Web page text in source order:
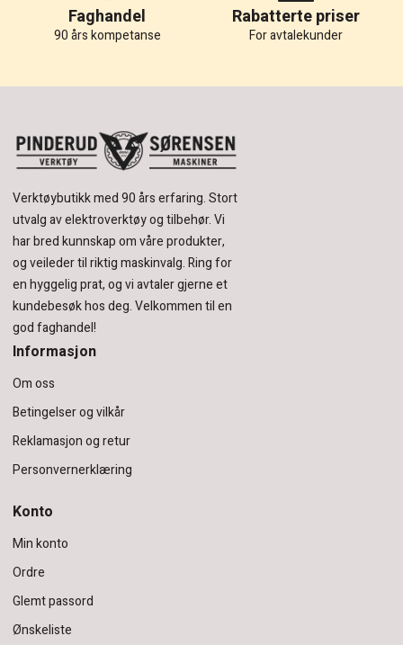
Faghandel
90 års kompetanse
Rabatterte priser
For avtalekunder
Verktøybutikk med 90 års erfaring.Stort
utvalg av elektroverktøy og tilbehør.Vi
har bred kunnskap om våre produkter,
og veileder til riktig maskinvalg. Ring for
en hyggelig prat, og vi avtaler gjerne et
kundebesøk hos deg.Velkommen til en
god faghandel!
Informasjon
Om oss
Betingelser og vilkår
Reklamasjon og retur
Personvernerklæring
Konto
Min konto
Ordre
Glemt passord
Ønskeliste